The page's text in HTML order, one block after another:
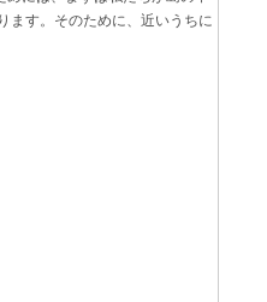
ます。そのために、近いうちに